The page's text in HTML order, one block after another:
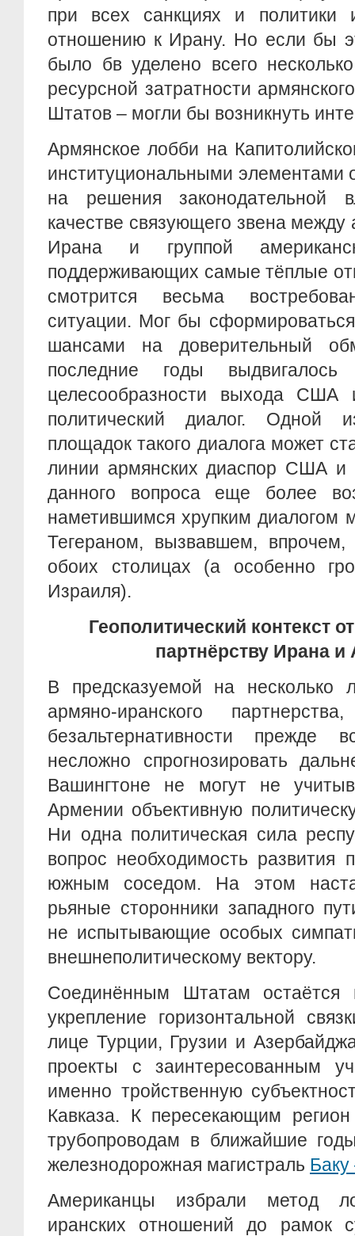
при всех санкциях и политики
отношению к Ирану. Но если бы
было бв уделено всего
ресурсной затратности
Штатов – могли бы возникнуть
Армянское лобби на
институциональными элементами
на решения законодательной
качестве связующего звена между
Ирана и группой
поддерживающих самые тёплые
смотрится весьма
ситуации. Мог бы
шансами на доверительный
последние годы
целесообразности выхода
политический диалог. Одной
площадок такого диалога может
линии армянских диаспор США и
данного вопроса еще более
наметившимся хрупким диалогом
Тегераном, вызвавшем,
обоих столицах (а особенно
Израиля).
Геополитический контекст
партнёрству Ирана
В предсказуемой на несколько
армяно-иранского
безальтернативности прежде
несложно спрогнозировать
Вашингтоне не могут не
Армении объективную
Ни одна политическая сила
вопрос необходимость развития
южным соседом. На этом
рьяные сторонники западного
не испытывающие особых
внешнеполитическому вектору.
Соединённым Штатам остаётся
укрепление горизонтальной
лице Турции, Грузии и
проекты с заинтересованным
именно тройственную
Кавказа. К пересекающим
трубопроводам в ближайшие
железнодорожная магистраль
Американцы избрали метод
иранских отношений до рамок